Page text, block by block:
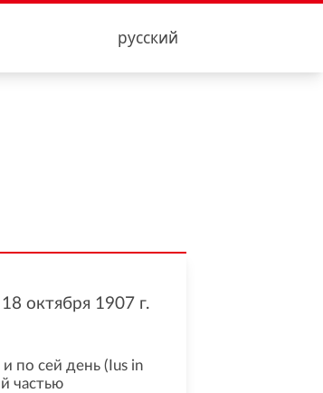
русский
18 октября 1907г.
по сей день (Ius in
частью